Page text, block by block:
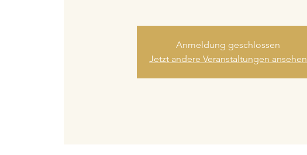
Anmeldung geschlossen
Jetzt andere Veranstaltungen ansehen